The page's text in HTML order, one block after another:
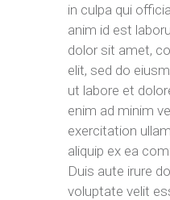
in culpa qui
anim id est
dolor sit amet,
elit, sed do
ut labore et
enim ad minim
exercitation
aliquip ex ea
Duis aute irure
voluptate velit